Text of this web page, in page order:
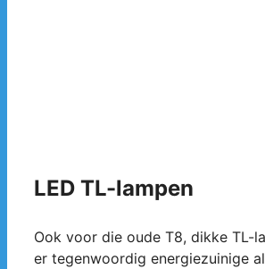
LED TL-lampen
Ook voor die oude T8, dikke TL-
er tegenwoordig energiezuinige